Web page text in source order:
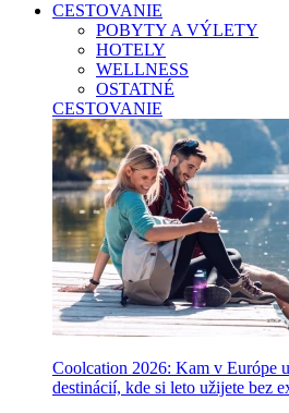
CESTOVANIE
POBYTY A VÝLETY
HOTELY
WELLNESS
OSTATNÉ
CESTOVANIE
Coolcation 2026: Kam v Európe
destinácií, kde si leto užijete bez